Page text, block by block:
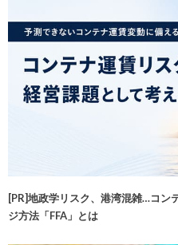
[PR]地政学リスク、港湾混雑…コン
ジ方法「FFA」とは